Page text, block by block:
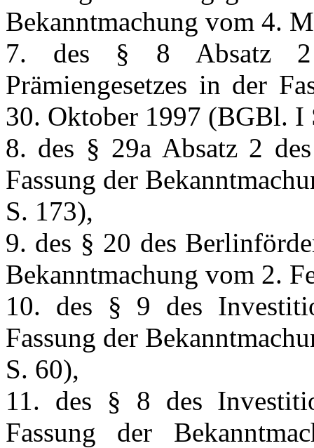
Bekanntmachung vom 4.
7. des § 8 Absatz 2
Prämiengesetzes in der
30. Oktober 1997 (BGBl. I
8. des § 29a Absatz 2
Fassung der
S. 173),
9. des § 20 des
Bekanntmachung vom 2.
10. des § 9 des
Fassung der
S. 60),
11. des § 8 des
Fassung der